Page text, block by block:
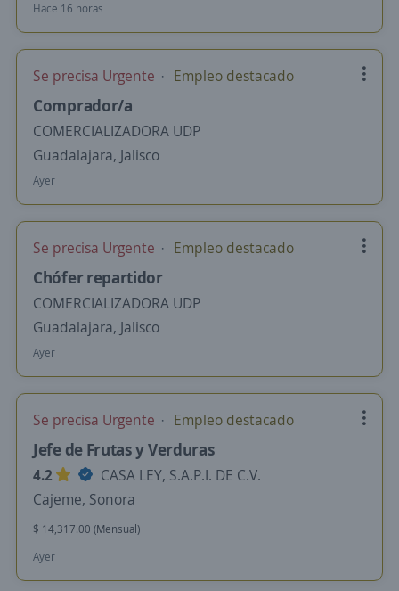
Hace 16 horas
Se precisa Urgente Empleo destacado
Comprador/a
COMERCIALIZADORA UDP
Guadalajara, Jalisco
Ayer
Se precisa Urgente Empleo destacado
Chófer repartidor
COMERCIALIZADORA UDP
Guadalajara, Jalisco
Ayer
Se precisa Urgente Empleo destacado
Jefe de Frutas y Verduras
4.2
CASA LEY, S.A.P.I. DE C.V.
Cajeme, Sonora
$ 14,317.00 (Mensual)
Ayer